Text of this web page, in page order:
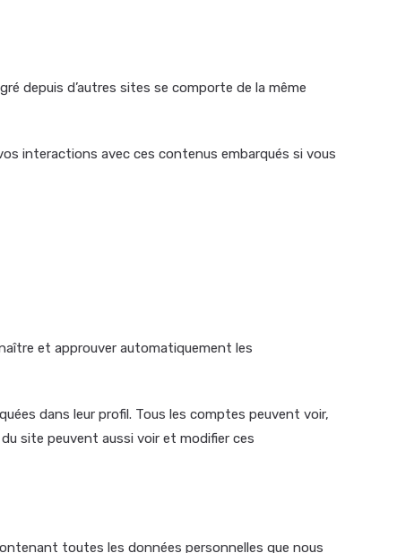
depuis d’autres sites se comporte de la même
interactions avec ces contenus embarqués si vous
et approuver automatiquement les
dans leur profil. Tous les comptes peuvent voir,
site peuvent aussi voir et modifier ces
toutes les données personnelles que nous